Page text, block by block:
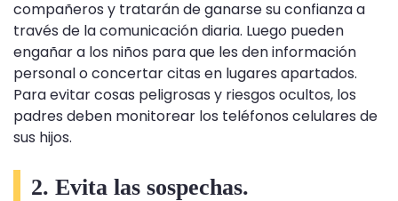
compañeros y tratarán de ganarse su confianza a
través de la comunicación diaria. Luego pueden
engañar a los niños para que les den información
personal o concertar citas en lugares apartados.
Para evitar cosas peligrosas y riesgos ocultos, los
padres deben monitorear los teléfonos celulares de
sus hijos.
2. Evita las sospechas.